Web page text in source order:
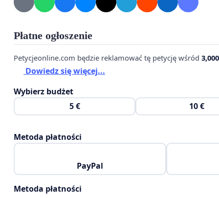
naukowej, a nie na doraźnych interesach
https://www.researchgate.net/publication/
Adresat Listu: RDOŚ w Białymstoku
Do wiadomości: Ministerstwo Klimatu i Środowiska,
Płatne ogłoszenie
Petycjeonline.com będzie reklamować tę petycję wśród 3,000
Dowiedz się więcej...
Wybierz budżet
5 €
10 €
Metoda płatności
PayPal
Metoda płatności